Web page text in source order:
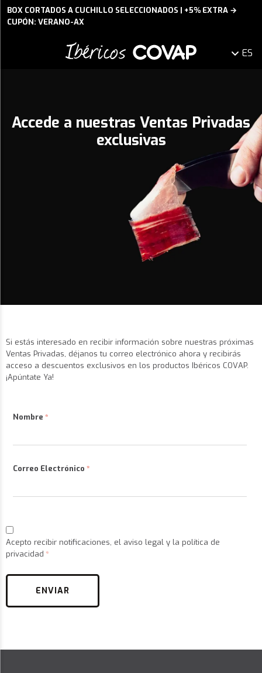
BOX CORTADOS A CUCHILLO SELECCIONADOS | +5% EXTRA →
CUPÓN: VERANO-AX
ES
Accede a nuestras Ventas Privadas
exclusivas
Si estás interesado en recibir información sobre nuestras próximas
Ventas Privadas, déjanos tu correo electrónico ahora y recibirás
acceso a descuentos exclusivos en los productos Ibéricos COVAP.
¡Apúntate Ya!
Nombre
Correo Electrónico
Acepto recibir notificaciones, el aviso legal y la política de
privacidad
ENVIAR